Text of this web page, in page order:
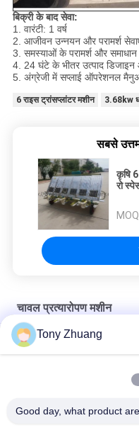
बिक्री के बाद सेवा:
1. वारंटी: 1 वर्ष
2. आजीवन उन्नयन और परामर्श
3. समस्याओं के परामर्श और
4. 24 घंटे के भीतर उत्पाद डिजाइन
5. अंग्रेजी में सप्लाई ऑपरेशनल
6 राइस ट्रांसप्लांटर मशीन 3.68kw
सबसे
कृषि 6
रो
MOQ
चावल प्रत्यारोपण मशीन
डबल प्लांटिंग आर्म 6 रो राइस
Tony Zhuang
Good day, what product